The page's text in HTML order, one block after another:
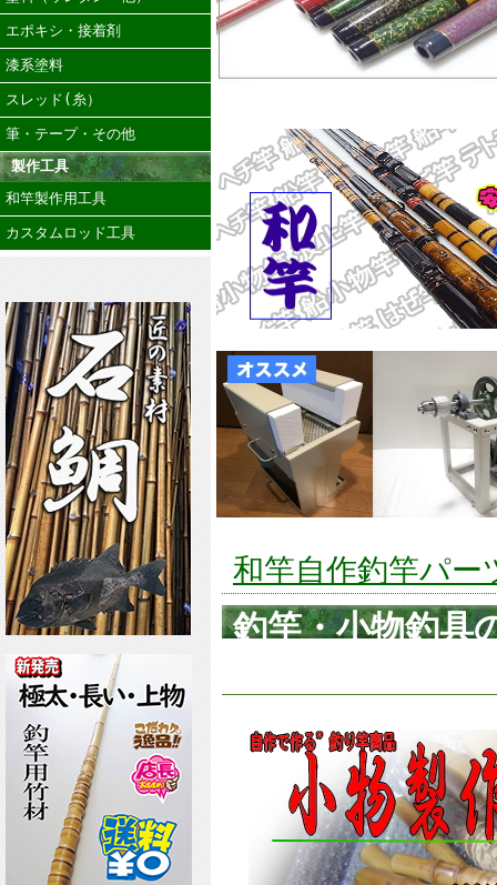
エポキシ・接着剤
漆系塗料
スレッド(糸）
筆・テープ・その他
製作工具
和竿製作用工具
カスタムロッド工具
和竿自作釣竿パー
釣竿・小物釣